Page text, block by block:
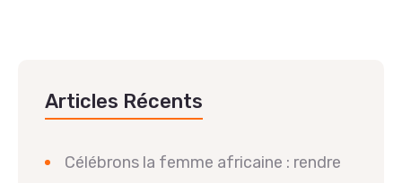
Articles Récents
Célébrons la femme africaine : rendre